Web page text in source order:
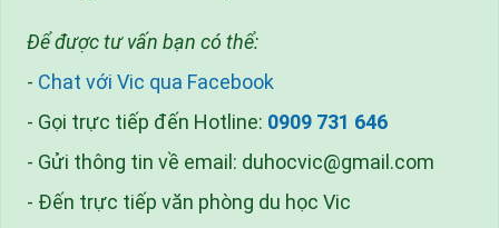
Để được tư vấn bạn có thể:
- Chat với Vic qua Facebook
- Gọi trực tiếp đến Hotline: 0909 731 646
- Gửi thông tin về email: duhocvic@gmail.com
- Đến trực tiếp văn phòng du học Vic